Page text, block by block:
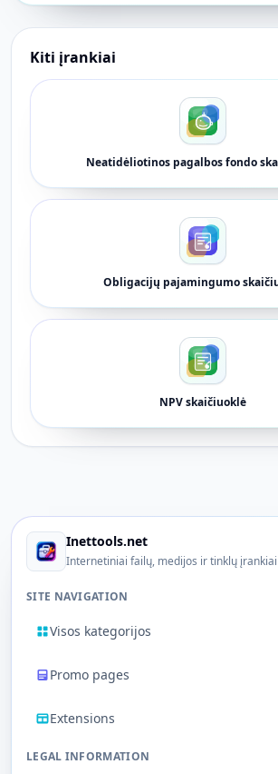
Kiti įrankiai
Neatidėliotinos pagalbos fondo
Obligacijų pajamingumo
NPV skaičiuoklė
Inettools.net
Internetiniai failų, medijos ir tinklų įrankiai
SITE NAVIGATION
Visos kategorijos
Promo pages
Extensions
LEGAL INFORMATION